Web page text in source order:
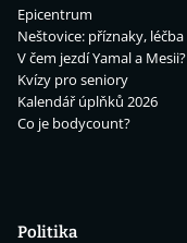
Epicentrum
Neštovice: příznaky, léčba
V čem jezdí Yamal a Mesii?
Kvízy pro seniory
Kalendář úplňků 2026
Co je bodycount?
Politika